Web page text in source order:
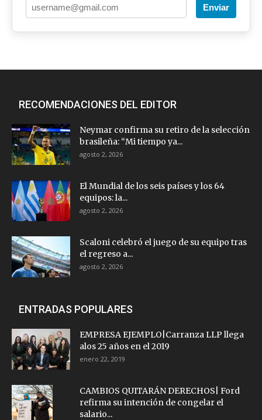
Enviar
RECOMENDACIONES DEL EDITOR
Neymar confirma su retiro de la selección
brasileña: “Mi tiempo ya...
agosto 2, 2026
El Mundial de los seis países y los 64
equipos: la...
agosto 2, 2026
Scaloni celebró el juego de su equipo tras
el regreso a...
agosto 2, 2026
ENTRADAS POPULARES
EMPRESA EJEMPLO|Carranza LLP llega
alos 25 años en el 2019
enero 22, 2019
CAMBIOS QUITARÁN DERECHOS| Ford
refirma su intención de congelar el
salario...